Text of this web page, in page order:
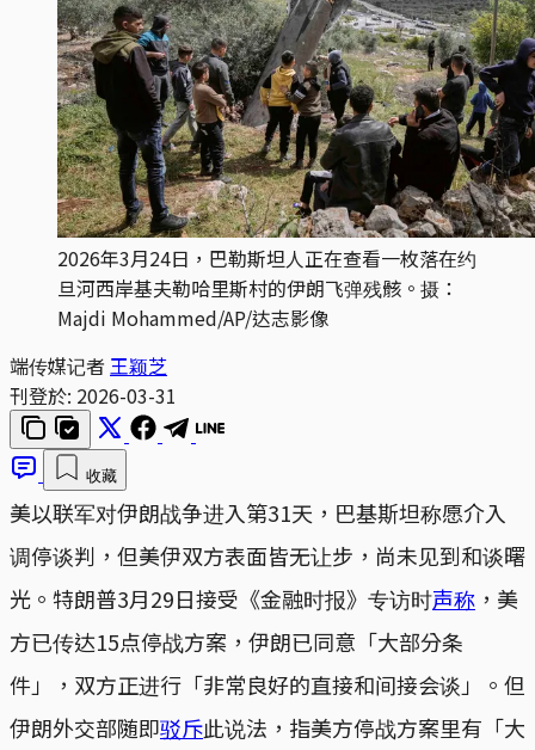
2026年3月24日，巴勒斯坦人正在查看一枚落在约
旦河西岸基夫勒哈里斯村的伊朗飞弹残骸。摄：
Majdi Mohammed/AP/达志影像
端传媒记者 王颖芝
刊登於: 2026-03-31
收藏
美以联军对伊朗战争进入第31天，巴基斯坦称愿介入
调停谈判，但美伊双方表面皆无让步，尚未见到和谈曙
光。特朗普3月29日接受《金融时报》专访时声称 ，美
方已传达15点停战方案，伊朗已同意「大部分条
件」，双方正进行「非常良好的直接和间接会谈」。但
伊朗外交部随即驳斥此说法，指美方停战方案里有「大